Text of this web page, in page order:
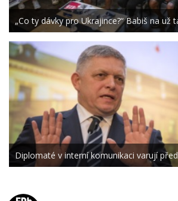
„Co ty dávky pro Ukrajince?“ Babiš na už
Diplomaté v interní komunikaci varují